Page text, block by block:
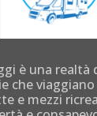
è una realtà
che viaggiano
e mezzi